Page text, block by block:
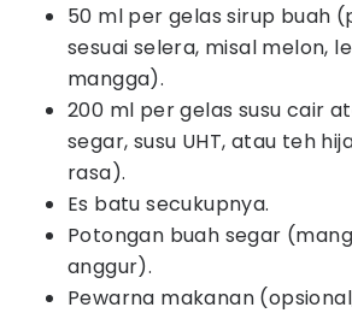
50 ml per gelas sirup buah
sesuai selera, misal melon,
mangga).
200 ml per gelas susu cair
segar, susu UHT, atau teh
rasa).
Es batu secukupnya.
Potongan buah segar
anggur).
Pewarna makanan